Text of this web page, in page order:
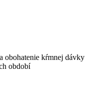
obohatenie kŕmnej dávky
období